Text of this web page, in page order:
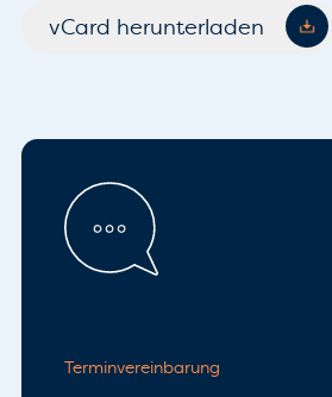
vCard herunterladen
Terminvereinbarung